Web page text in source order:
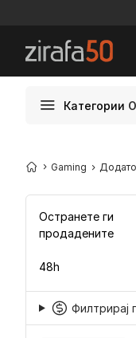
Категории
Gaming
Остранете ги
продадените
48h
Филтрирај